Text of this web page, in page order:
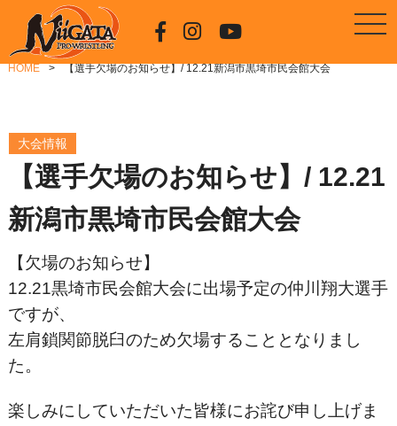
HOME 【選手欠場のお知らせ】/ 12.21新潟市黒埼市民会館大会
大会情報
【選手欠場のお知らせ】/ 12.21
新潟市黒埼市民会館大会
【欠場のお知らせ】
12.21黒埼市民会館大会に出場予定の仲川翔大選手
ですが、
左肩鎖関節脱臼のため欠場することとなりまし
た。
楽しみにしていただいた皆様にお詫び申し上げま